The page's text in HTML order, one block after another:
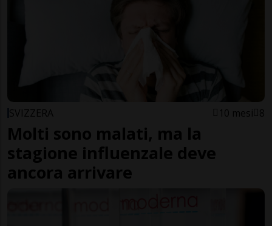
SVIZZERA 10 mesi 8
Molti sono malati, ma la
stagione influenzale deve
ancora arrivare